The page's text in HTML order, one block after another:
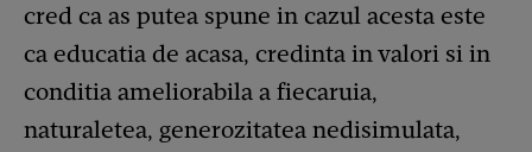
cred ca as putea spune in cazul acesta este
ca educatia de acasa, credinta in valori si in
conditia ameliorabila a fiecaruia,
naturaletea, generozitatea nedisimulata,